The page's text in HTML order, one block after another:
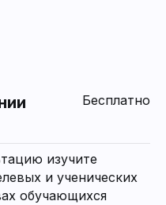
Бесплатно
изучите
и ученических
обучающихся